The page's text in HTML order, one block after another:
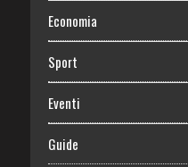
Economia
Sport
Eventi
Guide